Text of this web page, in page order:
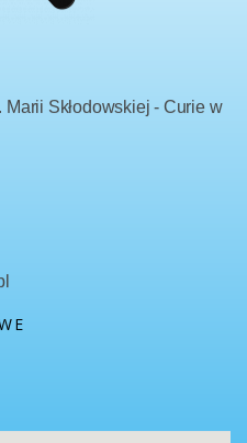
Marii Skłodowskiej - Curie w